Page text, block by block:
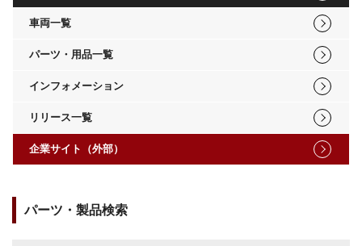
車両一覧
パーツ・用品一覧
インフォメーション
リリース一覧
企業サイト（外部）
パーツ・製品検索